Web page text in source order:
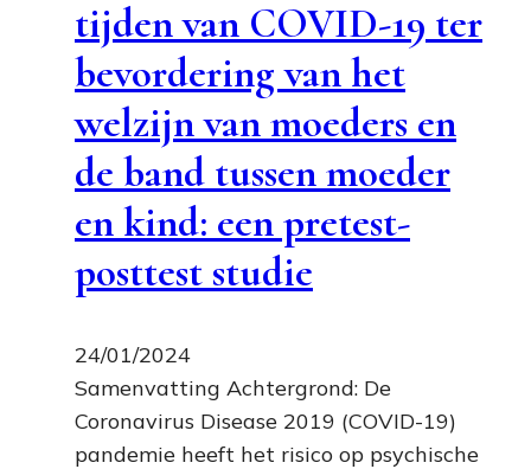
tijden van COVID-19 ter
bevordering van het
welzijn van moeders en
de band tussen moeder
en kind: een pretest-
posttest studie
24/01/2024
Samenvatting Achtergrond: De
Coronavirus Disease 2019 (COVID-19)
pandemie heeft het risico op psychische